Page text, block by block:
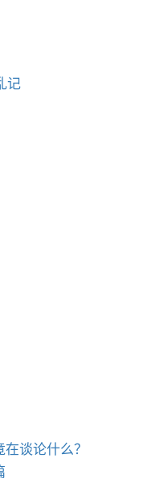
记
谈论什么？